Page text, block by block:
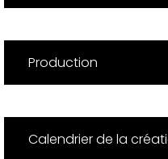
Production
Calendrier de la